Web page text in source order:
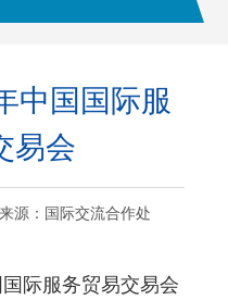
中国国际服
易会
源：国际交流合作处
际服务贸易交易会